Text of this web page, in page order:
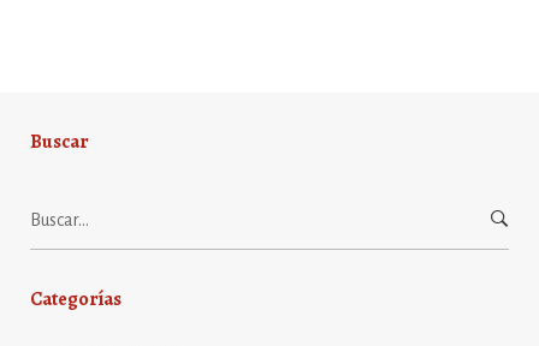
Buscar
Categorías